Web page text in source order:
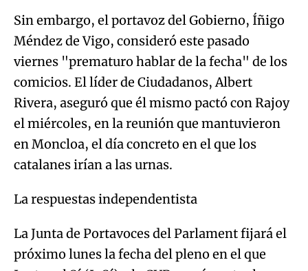
Sin embargo, el portavoz del Gobierno, Íñigo
Méndez de Vigo, consideró este pasado
viernes "prematuro hablar de la fecha" de los
comicios. El líder de Ciudadanos, Albert
Rivera, aseguró que él mismo pactó con Rajoy
el miércoles, en la reunión que mantuvieron
en Moncloa, el día concreto en el que los
catalanes irían a las urnas.
La respuestas independentista
La Junta de Portavoces del Parlament fijará el
próximo lunes la fecha del pleno en el que